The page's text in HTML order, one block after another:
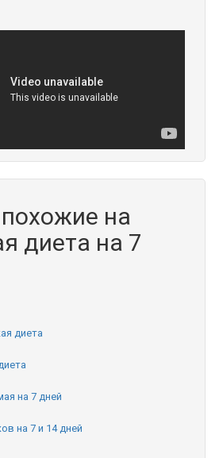
на
диета на 7
диета
на 7 дней
на 7 и 14 дней